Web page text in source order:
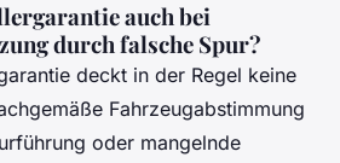
auch bei
durch falsche Spur?
deckt in der Regel keine
Fahrzeugabstimmung
oder mangelnde